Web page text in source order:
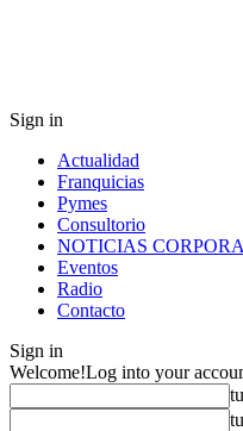
Sign in
Actualidad
Franquicias
Pymes
Consultorio
NOTICIAS
Eventos
Radio
Contacto
Sign in
Welcome!Log into your